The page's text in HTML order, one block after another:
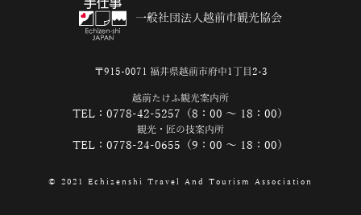
一般社団法人越前市観光協会
〒915-0071 福井県越前市府中1丁目2-3
越前たけふ観光案内所
TEL：0778-42-5257（8：00 ～ 18：00）
観光・匠の技案内所
TEL：0778-24-0655（9：00 ～ 18：00）
© 2021 Echizenshi Travel And Tourism Association